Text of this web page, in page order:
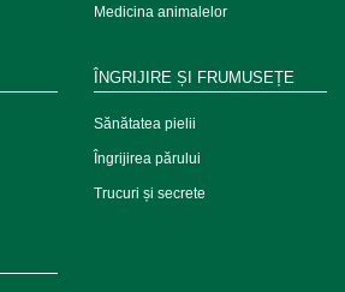
Medicina animalelor
ÎNGRIJIRE ȘI FRUMUSEȚE
Sănătatea pielii
Îngrijirea părului
Trucuri și secrete